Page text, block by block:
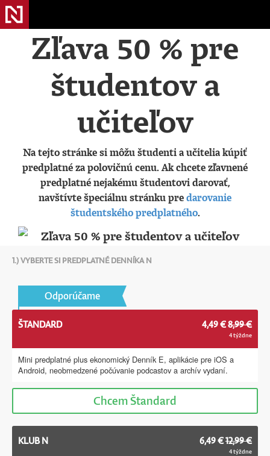
Zľava 50 % pre
študentov a
učiteľov
Na tejto stránke si môžu študenti a učitelia kúpiť
predplatné za polovičnú cenu. Ak chcete zľavnené
predplatné nejakému študentovi darovať,
navštívte špeciálnu stránku predarovanie
študentského predplatného.
1.) VYBERTE SI PREDPLATNÉ DENNÍKA N
KLUB N 6,49 €12,99 €
4 týždne
Odporúčame
ŠTANDARD 4,49 €8,99 €
4 týždne
Mini predplatné plus ekonomický Denník E, aplikácie pre iOS a
Android, neobmedzené počúvanie podcastov a archív vydaní.
ChcemŠtandard